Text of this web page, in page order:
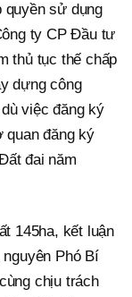
quyền sử dụng
ty CP Đầu tư
thủ tục thế chấp
dựng công
việc đăng ký
quan đăng ký
đai năm
145ha, kết luận
Phó Bí
chịu trách